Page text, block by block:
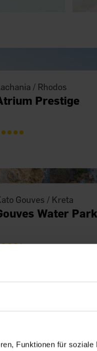
Funktionen für soziale
/ Rhodos
Prestige
Gouves / Kreta
Water
/ Kos